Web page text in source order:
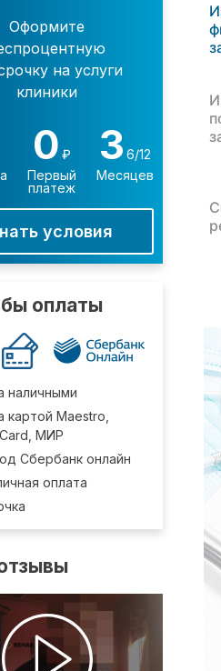
Оформите
на услуги
клиники
0 ₽
Первый
платеж
3 6/12
Месяцев
условия
оплаты
наличными
картой Maestro,
МИР
Сбербанк онлайн
оплата